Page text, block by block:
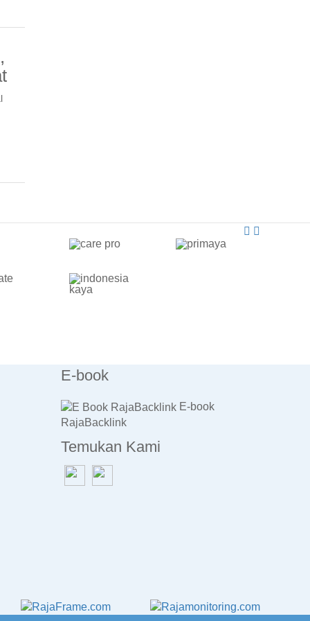
E-book
E-book
RajaBacklink
Temukan Kami